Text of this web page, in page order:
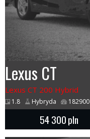
Lexus CT
Lexus CT 200 Hybrid
1.8 Hybryda 182900
54 300pln